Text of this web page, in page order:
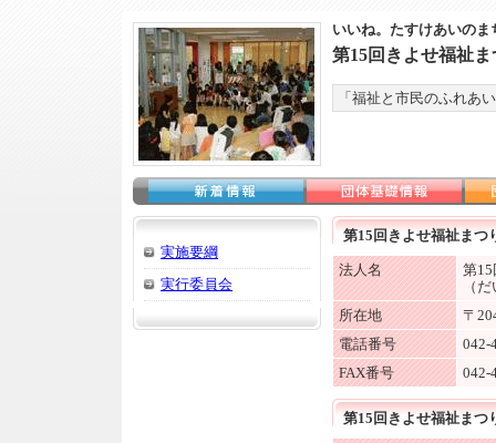
いいね。たすけあいのま
第15回きよせ福祉
「福祉と市民のふれあ
実施要綱
実行委員会
第15回きよせ福祉まつ
法人名
第
（
所在地
〒
電話番号
042-
FAX番号
042-
第15回きよせ福祉まつ